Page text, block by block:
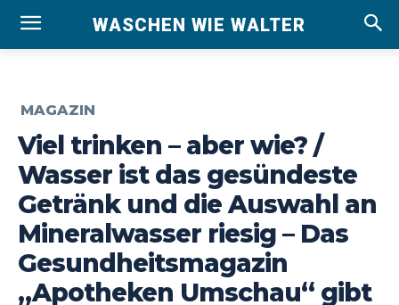
WASCHEN WIE WALTER
MAGAZIN
Viel trinken – aber wie? /
Wasser ist das gesündeste
Getränk und die Auswahl an
Mineralwasser riesig – Das
Gesundheitsmagazin
„Apotheken Umschau“ gibt